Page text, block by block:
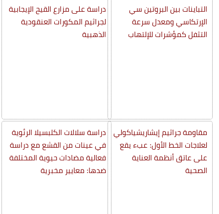
التباينات بين البروتين سي
الإرتكاسي ومعدل سرعة
التثفل كمؤشرات للإلتهاب
مقاومة جراثيم إيشاريشياكولي
لعلاجات الخط الأول: عبء يقع
على عاتق أنظمة العناية
الصحية
دراسة على مزارع القيح الإيجابية
لجراثيم المكورات العنقودية
الذهبية
دراسة سلالات الكلبسيلا الرئوية
في عينات من القشع مع دراسة
فعالية مضادات حيوية المختلفة
ضدها: معايير مخبرية